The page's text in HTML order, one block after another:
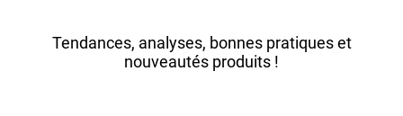
Tendances, analyses, bonnes pratiques et
nouveautés produits !